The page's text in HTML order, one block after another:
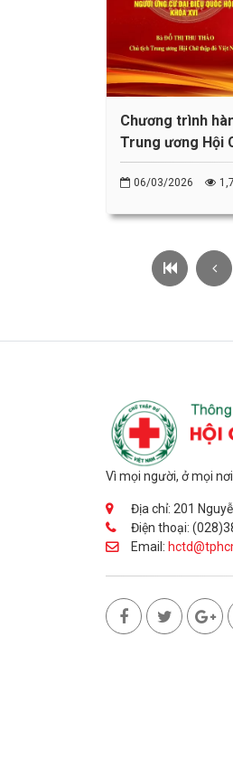
Chương trình
Trung ương Hội
Thị Thu Thảo
06/03/2026
Vì mọi người, ở mọi nơi
Địa chỉ: 201
Điện thoại:
Email: